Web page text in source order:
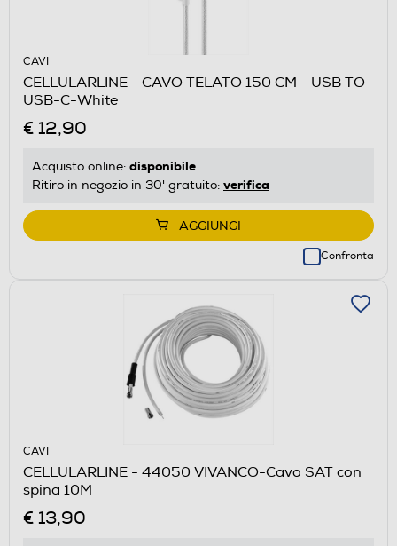
CAVI
CELLULARLINE - CAVO TELATO 150 CM - USB TO
USB-C-White
€ 12,90
Acquisto online: disponibile
Ritiro in negozio in 30' gratuito: verifica
AGGIUNGI
Confronta
CAVI
CELLULARLINE - 44050 VIVANCO-Cavo SAT con
spina 10M
€ 13,90